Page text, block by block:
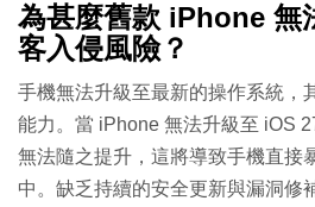
為甚麼舊款 iPhone 無
客入侵風險？
手機無法升級至最新的操作系統，
能力。當 iPhone 無法升級至 iOS
無法隨之提升，這將導致手機直接
中。缺乏持續的安全更新與漏洞修